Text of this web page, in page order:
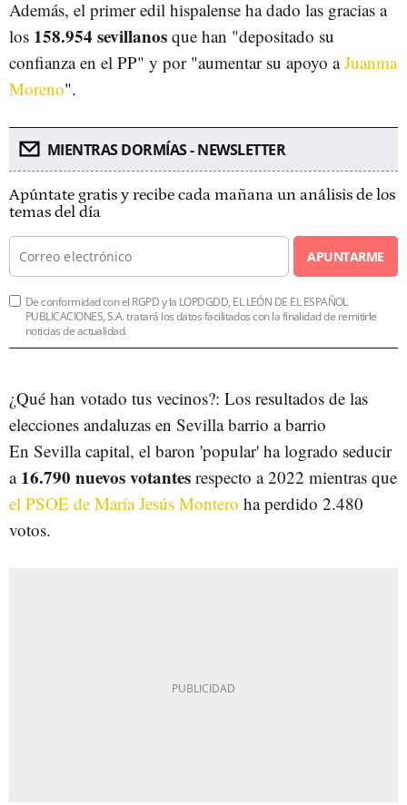
Además, el primer edil hispalense ha dado las gracias a
los 158.954 sevillanos que han "depositado su
confianza en el PP" y por "aumentar su apoyo aJuanma
Moreno".
MIENTRAS DORMÍAS - NEWSLETTER
Apúntate gratis y recibe cada mañana un análisis de los
temas del día
APUNTARME
De conformidad con el RGPD y la LOPDGDD, EL LEÓN DE EL ESPAÑOL
PUBLICACIONES, S.A. tratará los datos facilitados con la finalidad de remitirle
noticias de actualidad.
¿Qué han votado tus vecinos?: Los resultados de las
elecciones andaluzas en Sevilla barrio a barrio
En Sevilla capital, el baron 'popular' ha logrado seducir
a 16.790 nuevos votantes respecto a 2022 mientras que
el PSOE de María Jesús Montero ha perdido 2.480
votos.